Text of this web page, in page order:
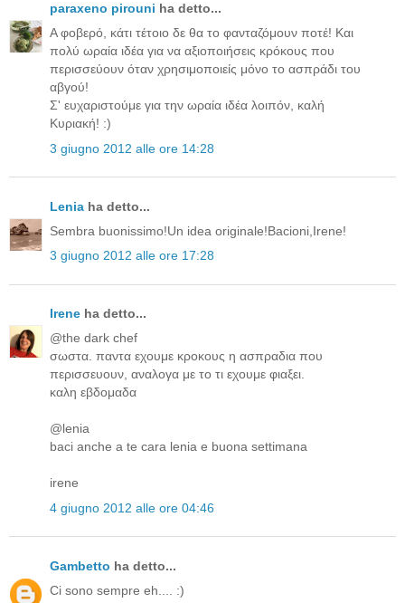
paraxeno pirouni ha detto...
Α φοβερό, κάτι τέτοιο δε θα το φανταζόμουν ποτέ! Και
πολύ ωραία ιδέα για να αξιοποιήσεις κρόκους που
περισσεύουν όταν χρησιμοποιείς μόνο το ασπράδι του
αβγού!
Σ' ευχαριστούμε για την ωραία ιδέα λοιπόν, καλή
Κυριακή! :)
3 giugno 2012 alle ore 14:28
Lenia ha detto...
Sembra buonissimo!Un idea originale!Bacioni,Irene!
3 giugno 2012 alle ore 17:28
Irene ha detto...
@the dark chef
σωστα. παντα εχουμε κροκους η ασπραδια που
περισσευουν, αναλογα με το τι εχουμε φιαξει.
καλη εβδομαδα
@lenia
baci anche a te cara lenia e buona settimana
irene
4 giugno 2012 alle ore 04:46
Gambetto ha detto...
Ci sono sempre eh.... :)